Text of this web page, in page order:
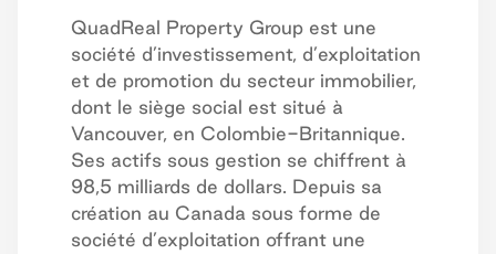
QuadReal Property Group est une
société d’investissement, d’exploitation
et de promotion du secteur immobilier,
dont le siège social est situé à
Vancouver, en Colombie-Britannique.
Ses actifs sous gestion se chiffrent à
98,5 milliards de dollars. Depuis sa
création au Canada sous forme de
société d’exploitation offrant une